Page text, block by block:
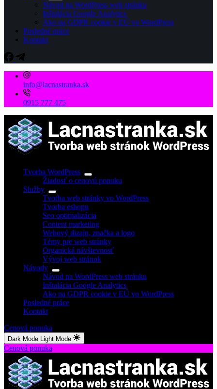
Návod na WordPress web stránku
Inštalácia Google Analytics
Ako na GDPR cookie v EÚ vo WordPress
Posledné práce
Kontakt
info@lacnastranka.sk
0915 777 475
Tvorba WordPress
Žiadosť o cenovú ponuku
Služby
Tvorba web stránky vo WordPress
Tvorba eshopu
Seo optimalizácia
Content marketing
Webový dizajn, značka a logo
Témy pre web stránky
Organická návštevnosť
Vývoj web stránok
Návody
Návod na WordPress web stránku
Inštalácia Google Analytics
Ako na GDPR cookie v EÚ vo WordPress
Posledné práce
Kontakt
Cenová ponuka
Dark Mode Light Mode
Cenová ponuka